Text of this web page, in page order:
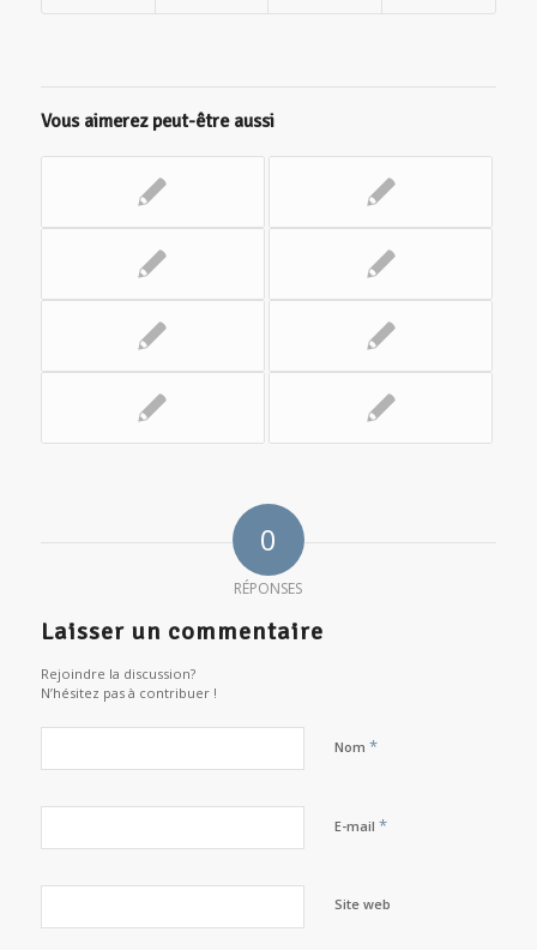
Vous aimerez peut-être aussi
0
RÉPONSES
Laisser un commentaire
Rejoindre la discussion?
N’hésitez pas à contribuer !
Nom *
E-mail *
Site web